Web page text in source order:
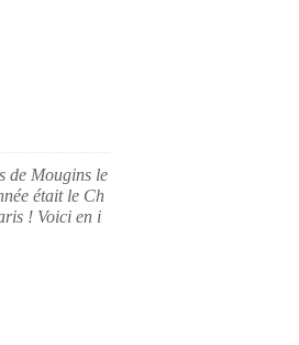
de Mougins le
était le Ch
! Voici en i